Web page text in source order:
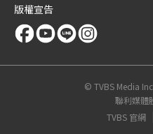
版權宣告
© TVBS Media
聯利媒體
TVBS 官網